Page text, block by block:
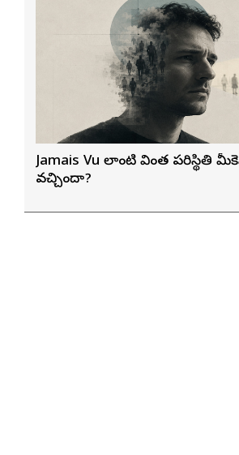
Jamais Vu లాంటి వింత పరిస్థితి
వచ్చిందా?